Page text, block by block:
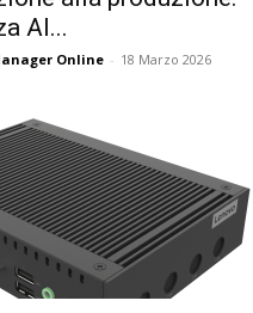
AI...
Online - 18 Marzo 2026